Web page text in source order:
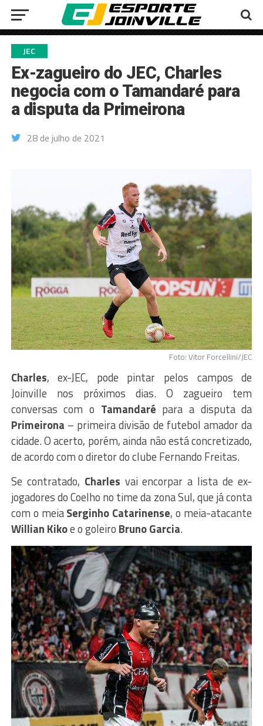
JEC
Ex-zagueiro do JEC, Charles
negocia com o Tamandaré para
a disputa da Primeirona
28 de julho de 2021
Foto: Vitor Forcellini/JEC
Charles, ex-JEC, pode pintar pelos campos de
Joinville nos próximos dias. O zagueiro tem
conversas com o Tamandaré para a disputa da
Primeirona – primeira divisão de futebol amador da
cidade. O acerto, porém, ainda não está concretizado,
de acordo com o diretor do clube Fernando Freitas.
Se contratado, Charles vai encorpar a lista de ex-
jogadores do Coelho no time da zona Sul, que já conta
com o meiaSerginho Catarinense, o meia-atacante
Willian Kikoe o goleiro Bruno Garcia.